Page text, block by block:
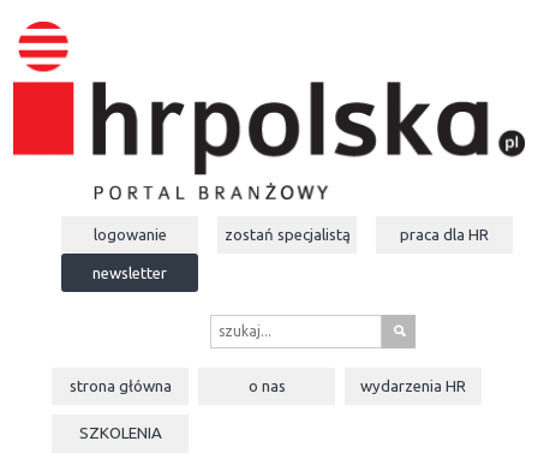
logowanie zostań specjalistą praca dla HR
newsletter
s
strona główna o nas wydarzeniaHR
SZKOLENIA